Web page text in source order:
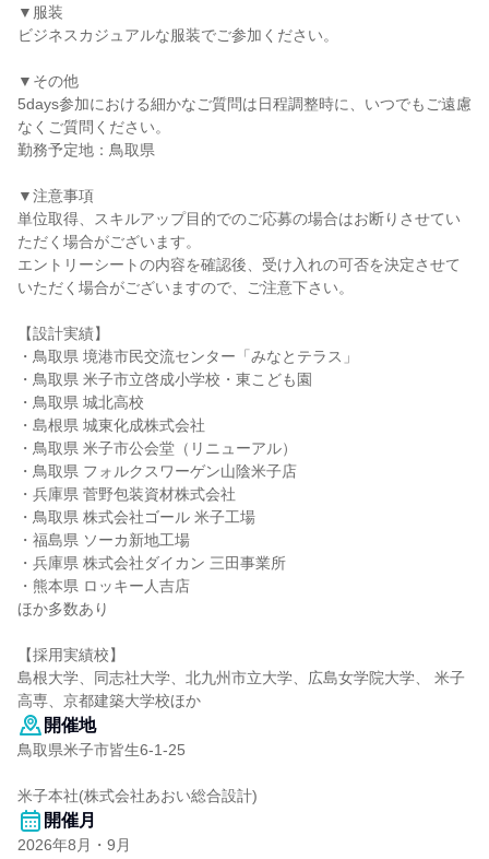
▼服装
ビジネスカジュアルな服装でご参加ください。
▼その他
5days参加における細かなご質問は日程調整時に、いつでもご遠慮
なくご質問ください。
勤務予定地：鳥取県
▼注意事項
単位取得、スキルアップ目的でのご応募の場合はお断りさせてい
ただく場合がございます。
エントリーシートの内容を確認後、受け入れの可否を決定させて
いただく場合がございますので、ご注意下さい。
【設計実績】
・鳥取県 境港市民交流センター「みなとテラス」
・鳥取県 米子市立啓成小学校・東こども園
・鳥取県 城北高校
・島根県 城東化成株式会社
・鳥取県 米子市公会堂（リニューアル）
・鳥取県 フォルクスワーゲン山陰米子店
・兵庫県 菅野包装資材株式会社
・鳥取県 株式会社ゴール 米子工場
・福島県 ソーカ新地工場
・兵庫県 株式会社ダイカン 三田事業所
・熊本県 ロッキー人吉店
ほか多数あり
【採用実績校】
島根大学、同志社大学、北九州市立大学、広島女学院大学、 米子
高専、京都建築大学校ほか
開催地
鳥取県米子市皆生6-1-25
米子本社(株式会社あおい総合設計)
開催月
2026年8月・9月